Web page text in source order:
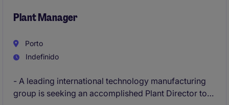
Plant Manager
Porto
Indefinido
- A leading international technology manufacturing
group is seeking an accomplished Plant Director to